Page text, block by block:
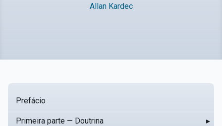
Allan Kardec
Prefácio
Primeira parte — Doutrina ▸